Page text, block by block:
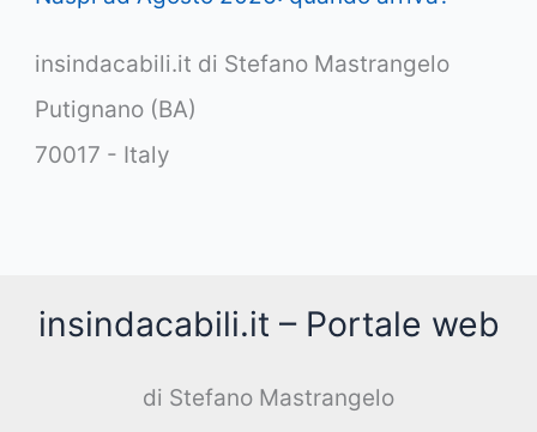
insindacabili.it di Stefano Mastrangelo
Putignano (BA)
70017 - Italy
insindacabili.it – Portale web
di Stefano Mastrangelo